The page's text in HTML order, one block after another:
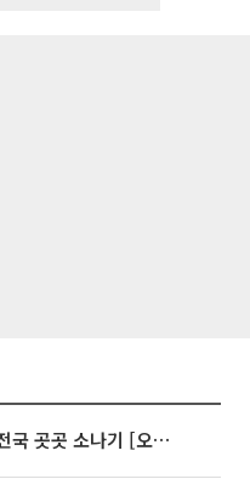
35도 안팎 무더위 이어져…전국 곳곳 소나기 [오늘 날씨]